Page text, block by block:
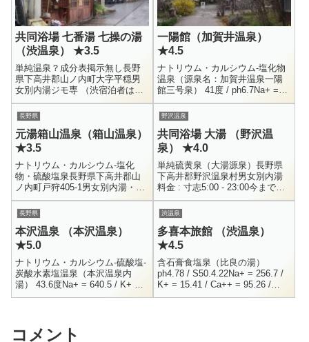
共同浴場 七番湯 七操の湯
（渋温泉） ★3.5
単純温泉？成分表掲示無し長野
県下高井郡山ノ内町大字平穏男
女別内湯ジモ専 （渋宿泊者は鍵
を借りて利用可能）6:00 - 22:00
渋温泉に9箇所ある共同浴場のひ
とつです。基本的に外来...
一陽館（加賀井温泉）
★4.5
ナトリウム・カルシウム-塩化物
温泉（源泉名：加賀井温泉一陽
館三号泉） 41度 / ph6.7Na+ =
2350 / K+ = 249 / Mg++ = 311 /
Fe++ = ...
長野県
元湯箱山温泉（箱山温泉）
★3.5
ナトリウム・カルシウム-塩化
物・硫酸塩泉長野県下高井郡山
ノ内町戸狩405-1男女別内湯・露
天風呂0269-31-1088500円10:00 -
21:00国道292号線、草津志賀
道...
野沢温泉
共同浴場 大湯 （野沢温
泉） ★4.0
単純硫黄泉（大湯源泉）長野県
下高井郡野沢温泉村男女別内湯
料金 : 寸志5:00 - 23:00今まで
度々訪れている野沢温泉。その
中心にある大湯に再訪して参り
ました。相変わらず良い雰...
長野県
本沢温泉 （本沢温泉）
★5.0
ナトリウム・カルシウム-硫酸塩-
炭酸水素塩温泉（本沢温泉内
湯） 43.6度Na+ = 640.5 / K+ =
19.3 / Mg++ = 119.2 / Ca++ =
渋温泉
多喜本旅館 （渋温泉）
★4.5
含石膏食塩泉（比良の湯）
ph4.78 / S50.4.22Na+ = 256.7 /
K+ = 15.41 / Ca++ = 95.26 /
Mg++ = 8.09Fe++ = ...
コメント